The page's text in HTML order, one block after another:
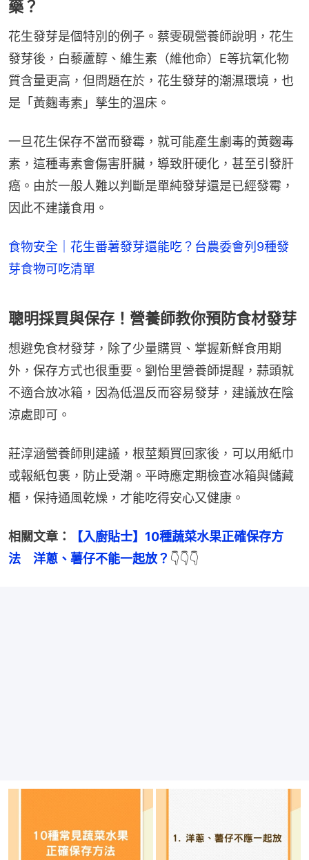
藥？
花生發芽是個特別的例子。蔡雯硯營養師說明，花生
發芽後，白藜蘆醇、維生素（維他命）E等抗氧化物
質含量更高，但問題在於，花生發芽的潮濕環境，也
是「黃麴毒素」孳生的溫床。
一旦花生保存不當而發霉，就可能產生劇毒的黃麴毒
素，這種毒素會傷害肝臟，導致肝硬化，甚至引發肝
癌。由於一般人難以判斷是單純發芽還是已經發霉，
因此不建議食用。
食物安全｜花生番薯發芽還能吃？台農委會列9種發
芽食物可吃清單
聰明採買與保存！營養師教你預防食材發芽
想避免食材發芽，除了少量購買、掌握新鮮食用期
外，保存方式也很重要。劉怡里營養師提醒，蒜頭就
不適合放冰箱，因為低溫反而容易發芽，建議放在陰
涼處即可。
莊淳涵營養師則建議，根莖類買回家後，可以用紙巾
或報紙包裹，防止受潮。平時應定期檢查冰箱與儲藏
櫃，保持通風乾燥，才能吃得安心又健康。
相關文章：
【入廚貼士】10種蔬菜水果正確保存方
法　洋蔥、薯仔不能一起放？ 👇👇👇